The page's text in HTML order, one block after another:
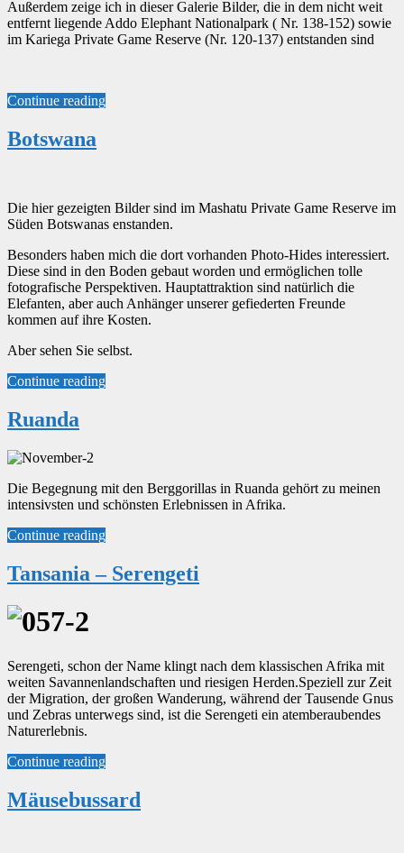
Außerdem zeige ich in dieser Galerie Bilder, die in dem nicht weit
entfernt liegende Addo Elephant Nationalpark ( Nr. 138-152) sowie
im Kariega Private Game Reserve (Nr. 120-137) entstanden sind
Continue reading
Botswana
Die hier gezeigten Bilder sind im Mashatu Private Game Reserve im
Süden Botswanas enstanden.
Besonders haben mich die dort vorhanden Photo-Hides interessiert.
Diese sind in den Boden gebaut worden und ermöglichen tolle
fotografische Perspektiven. Hauptattraktion sind natürlich die
Elefanten, aber auch Anhänger unserer gefiederten Freunde
kommen auf ihre Kosten.
Aber sehen Sie selbst.
Continue reading
Ruanda
Die Begegnung mit den Berggorillas in Ruanda gehört zu meinen
intensivsten und schönsten Erlebnissen in Afrika.
Continue reading
Tansania – Serengeti
Serengeti, schon der Name klingt nach dem klassischen Afrika mit
weiten Savannenlandschaften und riesigen Herden.Speziell zur Zeit
der Migration, der großen Wanderung, während der Tausende Gnus
und Zebras unterwegs sind, ist die Serengeti ein atemberaubendes
Naturerlebnis.
Continue reading
Mäusebussard